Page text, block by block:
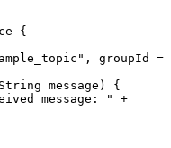
{
message) {